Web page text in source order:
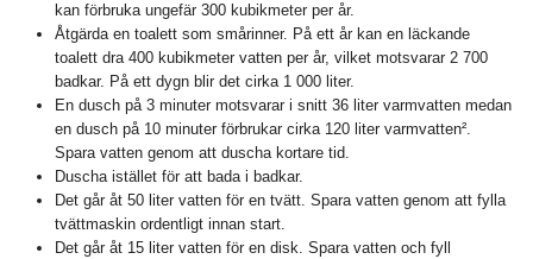
kan förbruka ungefär 300 kubikmeter per år.
Åtgärda en toalett som smårinner. På ett år kan en läckande
toalett dra 400 kubikmeter vatten per år, vilket motsvarar 2 700
badkar. På ett dygn blir det cirka 1 000 liter.
En dusch på 3 minuter motsvarar i snitt 36 liter varmvatten medan
en dusch på 10 minuter förbrukar cirka 120 liter varmvatten².
Spara vatten genom att duscha kortare tid.
Duscha istället för att bada i badkar.
Det går åt 50 liter vatten för en tvätt. Spara vatten genom att fylla
tvättmaskin ordentligt innan start.
Det går åt 15 liter vatten för en disk. Spara vatten och fyll